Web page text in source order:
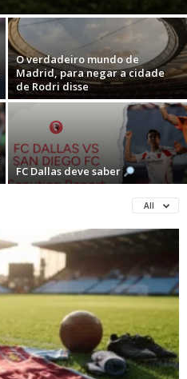
O verdadeiro mundo de
Madrid, para negar a cidade
de Rodri disse
FC Dallas deve saber
All